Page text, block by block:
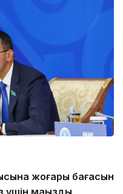
жоғары бағасын
үшін маңызды